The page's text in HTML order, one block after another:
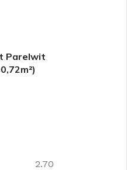
Parelwit
2.70